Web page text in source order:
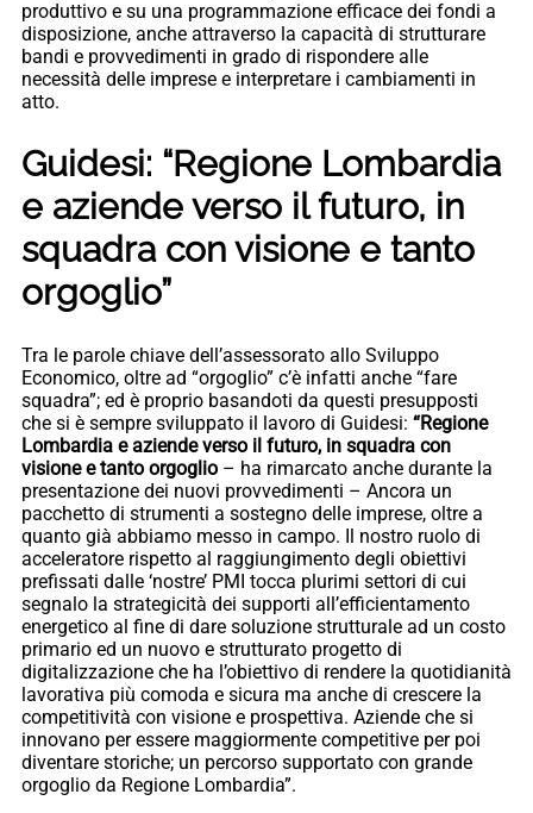
produttivo e su una programmazione efficace dei fondi a
disposizione, anche attraverso la capacità di strutturare
bandi e provvedimenti in grado di rispondere alle
necessità delle imprese e interpretare i cambiamenti in
atto.
Guidesi: “Regione Lombardia
e aziende verso il futuro, in
squadra con visione e tanto
orgoglio”
Tra le parole chiave dell’assessorato allo Sviluppo
Economico, oltre ad “orgoglio” c’è infatti anche “fare
squadra”; ed è proprio basandoti da questi presupposti
che si è sempre sviluppato il lavoro di Guidesi: “Regione
Lombardia e aziende verso il futuro, in squadra con
visione e tanto orgoglio – ha rimarcato anche durante la
presentazione dei nuovi provvedimenti – Ancora un
pacchetto di strumenti a sostegno delle imprese, oltre a
quanto già abbiamo messo in campo. Il nostro ruolo di
acceleratore rispetto al raggiungimento degli obiettivi
prefissati dalle ‘nostre’ PMI tocca plurimi settori di cui
segnalo la strategicità dei supporti all’efficientamento
energetico al fine di dare soluzione strutturale ad un costo
primario ed un nuovo e strutturato progetto di
digitalizzazione che ha l’obiettivo di rendere la quotidianità
lavorativa più comoda e sicura ma anche di crescere la
competitività con visione e prospettiva. Aziende che si
innovano per essere maggiormente competitive per poi
diventare storiche; un percorso supportato con grande
orgoglio da Regione Lombardia”.